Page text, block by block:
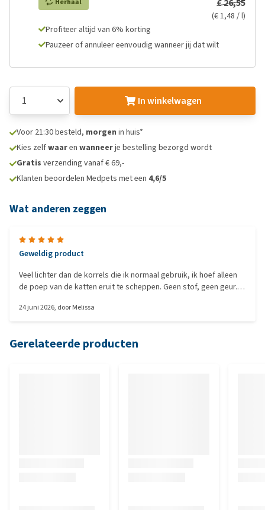
€ 26,55
(€ 1,48 / l)
Profiteer altijd van 6% korting
Pauzeer of annuleer eenvoudig wanneer jij dat wilt
In winkelwagen
Voor 21:30 besteld, morgen in huis*
Kies zelfwaaren wanneerje bestelling bezorgd wordt
Gratis verzending vanaf € 69,-
Klanten beoordelen Medpets met een 4,6/5
Wat anderen zeggen
Geweldig product
Veel lichter dan de korrels die ik normaal gebruik, ik hoef alleen
de poep van de katten eruit te scheppen. Geen stof, geen geur.
24 juni 2026, doorMelissa
Gerelateerde producten